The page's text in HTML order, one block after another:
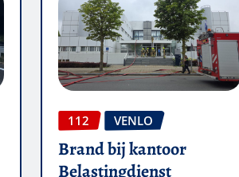
112 VENLO
Brand bij kantoor
Belastingdienst